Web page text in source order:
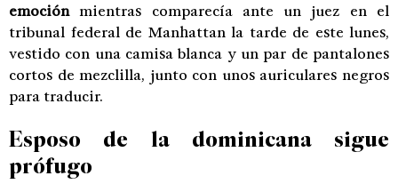
emociónmientras comparecía ante un juez en el
tribunal federal de Manhattan la tarde de este lunes,
vestido con una camisa blanca y un par de pantalones
cortos de mezclilla, junto con unos auriculares negros
para traducir.
Esposo de la dominicana sigue
prófugo